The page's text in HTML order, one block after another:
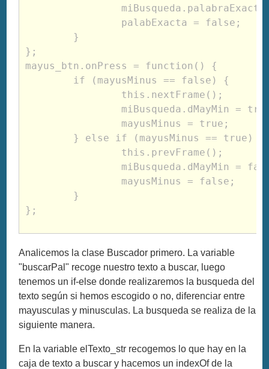
		palabExacta = false;
	}
};
mayus_btn.onPress = function() {
	if (mayusMinus == false) {
		this.nextFrame();
miBusqueda.dMayMin =
		mayusMinus = true;
	} else if (mayusMinus == true) {
		this.prevFrame();
miBusqueda.dMayMin =
		mayusMinus = false;
	}
};
Analicemos la clase Buscador primero. La variable
"buscarPal" recoge nuestro texto a buscar, luego
tenemos un if-else donde realizaremos la busqueda del
texto según si hemos escogido o no, diferenciar entre
mayusculas y minusculas. La busqueda se realiza de la
siguiente manera.
En la variable elTexto_str recogemos lo que hay en la
caja de texto a buscar y hacemos un indexOf de la